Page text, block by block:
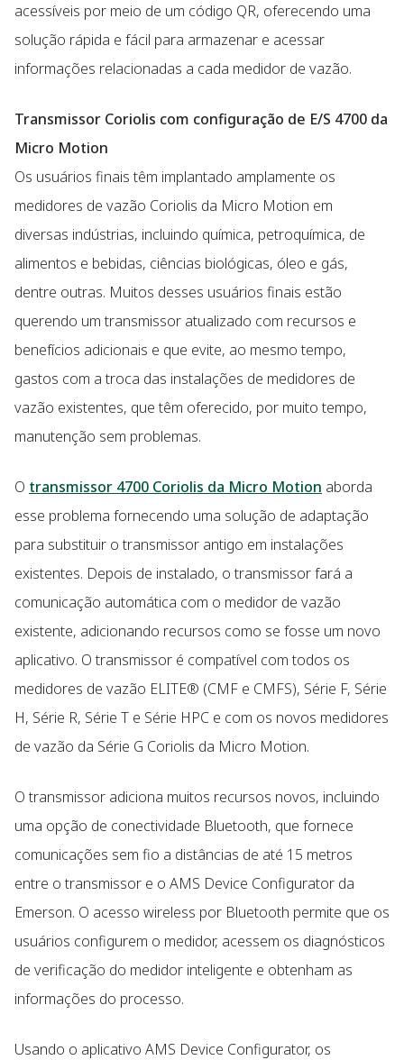
acessíveis por meio de um código QR, oferecendo uma
solução rápida e fácil para armazenar e acessar
informações relacionadas a cada medidor de vazão.
Transmissor Coriolis com configuração de E/S 4700 da
Micro Motion
Os usuários finais têm implantado amplamente os
medidores de vazão Coriolis da Micro Motion em
diversas indústrias, incluindo química, petroquímica, de
alimentos e bebidas, ciências biológicas, óleo e gás,
dentre outras. Muitos desses usuários finais estão
querendo um transmissor atualizado com recursos e
benefícios adicionais e que evite, ao mesmo tempo,
gastos com a troca das instalações de medidores de
vazão existentes, que têm oferecido, por muito tempo,
manutenção sem problemas.
O transmissor 4700 Coriolis da Micro Motion aborda
esse problema fornecendo uma solução de adaptação
para substituir o transmissor antigo em instalações
existentes. Depois de instalado, o transmissor fará a
comunicação automática com o medidor de vazão
existente, adicionando recursos como se fosse um novo
aplicativo. O transmissor é compatível com todos os
medidores de vazão ELITE® (CMF e CMFS), Série F, Série
H, Série R, Série T e Série HPC e com os novos medidores
de vazão da Série G Coriolis da Micro Motion.
O transmissor adiciona muitos recursos novos, incluindo
uma opção de conectividade Bluetooth, que fornece
comunicações sem fio a distâncias de até 15 metros
entre o transmissor e o AMS Device Configurator da
Emerson. O acesso wireless por Bluetooth permite que os
usuários configurem o medidor, acessem os diagnósticos
de verificação do medidor inteligente e obtenham as
informações do processo.
Usando o aplicativo AMS Device Configurator, os